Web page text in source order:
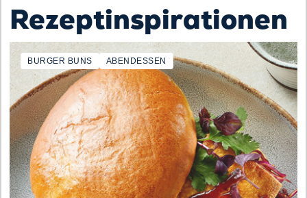
Rezeptinspirationen
BURGER BUNS ABENDESSEN